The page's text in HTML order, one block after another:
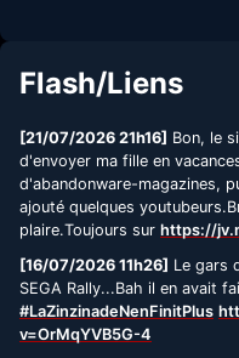
Flash/Liens
[21/07/2026 21h16] Bon, le
d'envoyer ma fille en
d'abandonware-magazines,
ajouté quelques
plaire.Toujours sur https://
[16/07/2026 11h26] Le gars
SEGA Rally...Bah il en avait
#LaZinzinadeNenFinitPlus
v=OrMqYVB5G-4